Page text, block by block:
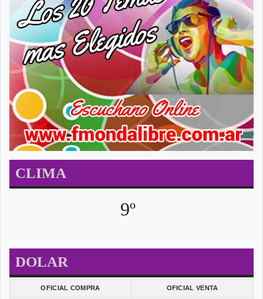
CLIMA
9º
DOLAR
OFICIAL COMPRA OFICIAL VENTA